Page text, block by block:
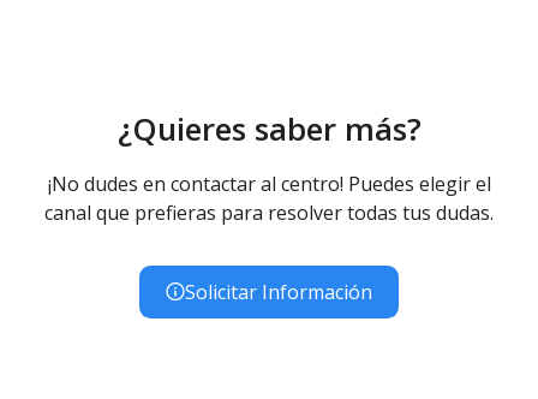
¿Quieres saber más?
¡No dudes en contactar al centro! Puedes elegir el
canal que prefieras para resolver todas tus dudas.
Solicitar Información